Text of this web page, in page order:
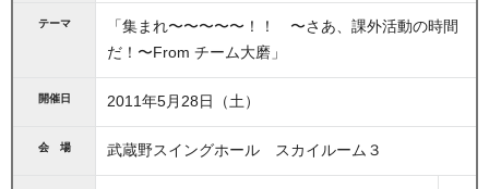
テーマ
「集まれ〜〜〜〜〜！！ 〜さあ、課外活動の時間
だ！〜From チーム大磨」
開催日 2011年5月28日（土）
会 場 武蔵野スイングホール スカイルーム３